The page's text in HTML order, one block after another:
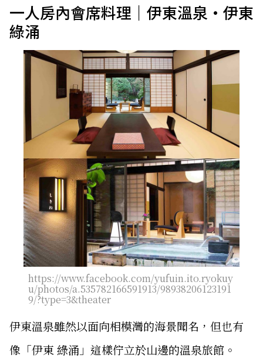
一人房內會席料理｜伊東溫泉・伊東
綠涌
https://www.facebook.com/yufuin.ito.ryokuy
u/photos/a.535782166591913/98938206123191
9/?type=3&theater
伊東溫泉雖然以面向相模灣的海景聞名，但也有
像「伊東 綠涌」這樣佇立於山邊的溫泉旅館。